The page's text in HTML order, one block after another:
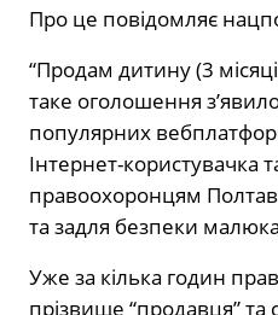
Про це повідомляє
“Продам дитину (3
таке оголошення
популярних
Інтернет-користувачка
правоохоронцям
та задля безпеки
Уже за кілька годин
прізвище “продавця” та